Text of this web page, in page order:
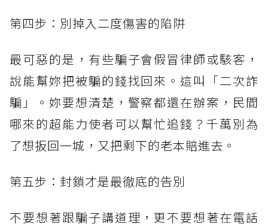
第四步：別掉入二度傷害的陷阱
最可惡的是，有些騙子會假冒律師或駭客，
說能幫妳把被騙的錢找回來。這叫「二次詐
騙」。妳要想清楚，警察都還在辦案，民間
哪來的超能力使者可以幫忙追錢？千萬別為
了想扳回一城，又把剩下的老本賠進去。
第五步：封鎖才是最徹底的告別
不要想著跟騙子講道理，更不要想著在電話